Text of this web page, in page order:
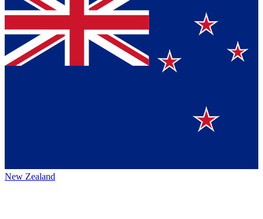
New Zealand